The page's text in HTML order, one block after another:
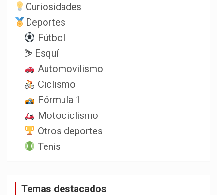
Curiosidades
Deportes
Fútbol
⛷️ Esquí
Automovilismo
Ciclismo
Fórmula 1
Motociclismo
Otros deportes
Tenis
Temas destacados